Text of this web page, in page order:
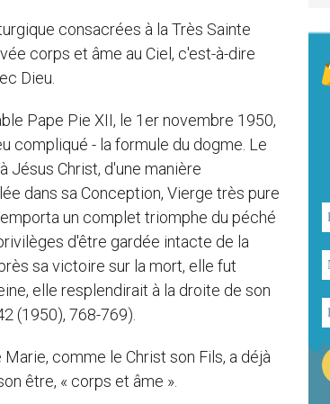
consacrées à la Très Sainte
corps et âme au Ciel, c'est-à-dire
Dieu.
Pape Pie XII, le 1er novembre 1950,
compliqué - la formule du dogme. Le
Jésus Christ, d'une manière
dans sa Conception, Vierge très pure
un complet triomphe du péché
d'être gardée intacte de la
sa victoire sur la mort, elle fut
elle resplendirait à la droite de son
(1950), 768-769).
comme le Christ son Fils, a déjà
être, « corps et âme ».